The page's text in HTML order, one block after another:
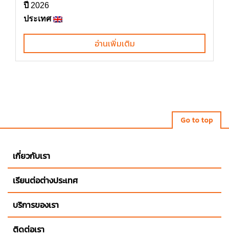
ปี 2026
ประเทศ
อ่านเพิ่มเติม
Go to top
เกี่ยวกับเรา
เรียนต่อต่างประเทศ
บริการของเรา
ติดต่อเรา